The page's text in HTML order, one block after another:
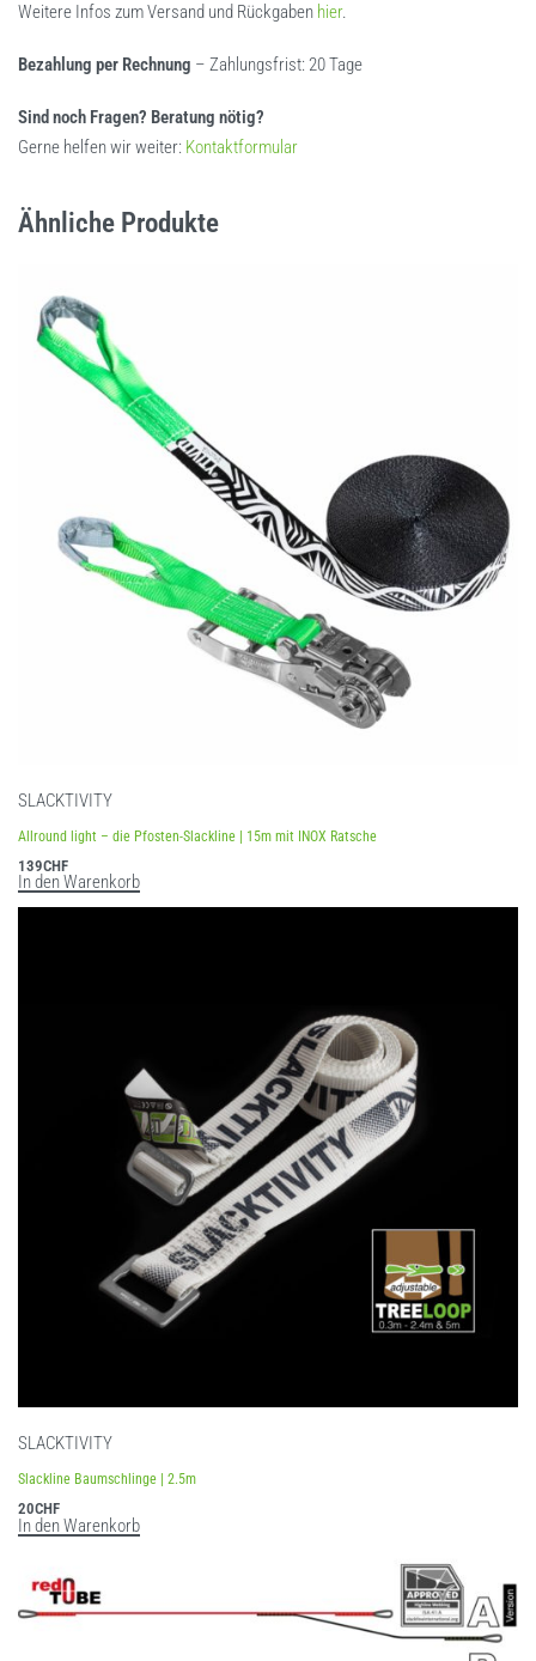
Weitere Infos zum Versand und Rückgaben hier.
Bezahlung per Rechnung – Zahlungsfrist: 20 Tage
Sind noch Fragen? Beratung nötig?
Gerne helfen wir weiter: Kontaktformular
Ähnliche Produkte
SLACKTIVITY
Allround light – die Pfosten-Slackline | 15m mit INOX Ratsche
139CHF
In den Warenkorb
SLACKTIVITY
Slackline Baumschlinge | 2.5m
20CHF
In den Warenkorb